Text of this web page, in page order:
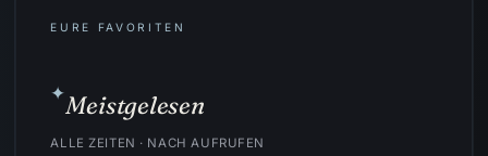
EURE FAVORITEN
✦Meistgelesen
ALLE ZEITEN · NACH AUFRUFEN